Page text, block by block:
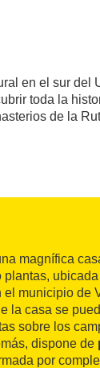
en el sur del
toda la
de la
magnífica
plantas,
el municipio de
la casa se
sobre los
dispone de
por